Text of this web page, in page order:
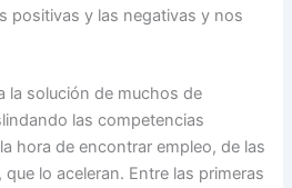
positivas y las negativas y nos
la solución de muchos de
las competencias
hora de encontrar empleo, de las
lo aceleran. Entre las primeras